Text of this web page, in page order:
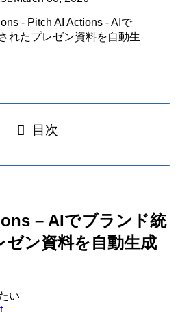
目次
– AIでブランド統
ゼン資料を自動生成
い